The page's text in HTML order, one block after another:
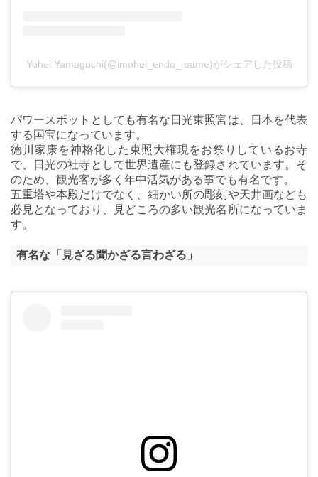
Yohei Yamaguchi(@imohei_endo_mame)がシェアした投稿
パワースポットとしても有名な日光東照宮は、日本を代表
する国宝になっています。
徳川家康を神格化した東照大権現をお祭りしているお寺
で、日光の社寺として世界遺産にも登録されています。そ
のため、観光客が多く年中活気がある事でも有名です。
五重塔や本殿だけでなく、細かい所の彫刻や天井画なども
必見となっており、見どころの多い観光名所になっていま
す。
有名な「見ざる聞かざる言わざる」